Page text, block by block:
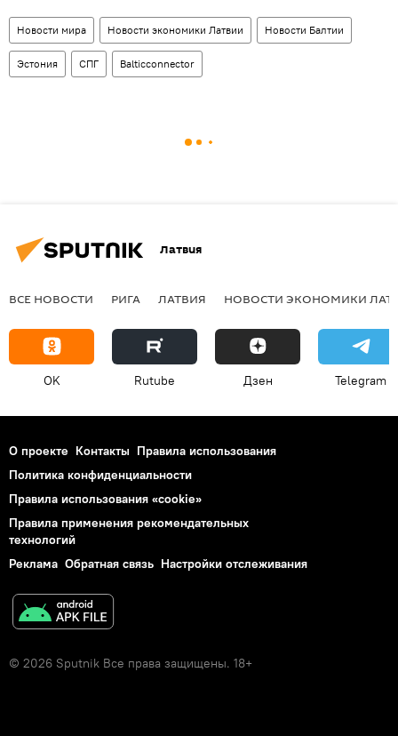
Новости мира Новости экономики Латвии Новости Балтии
Эстония СПГ Balticconnector
Латвия
ВСЕ НОВОСТИ РИГА ЛАТВИЯ НОВОСТИ ЭКОНОМИКИ
OK Rutube Дзен Telegram
О проекте Контакты Правила использования
Политика конфиденциальности
Правила использования «cookie»
Правила применения рекомендательных
технологий
Реклама Обратная связь Настройки отслеживания
© 2026 Sputnik Все права защищены. 18+